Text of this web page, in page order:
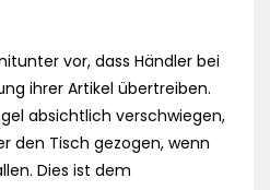
vor, dass Händler bei
ihrer Artikel übertreiben.
absichtlich verschwiegen,
den Tisch gezogen, wenn
Dies ist dem